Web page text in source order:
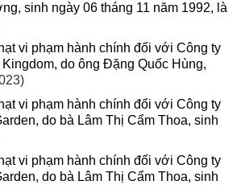
sinh ngày 06 tháng 11 năm 1992, là
vi phạm hành chính đối với Công ty
do ông Đặng Quốc Hùng,
vi phạm hành chính đối với Công ty
do bà Lâm Thị Cẩm Thoa, sinh
vi phạm hành chính đối với Công ty
do bà Lâm Thị Cẩm Thoa, sinh